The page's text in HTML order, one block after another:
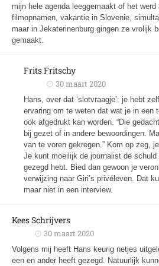
mijn hele agenda leeggemaakt of het
filmopnamen, vakantie in Slovenie,
maar in Jekaterinenburg gingen ze vrolijk
gemaakt.
Frits Fritschy
30 maart 2020
Hans, over dat ‘slotvraagje’: je hebt
ervaring om te weten dat wat je in een
ook afgedrukt kan worden. “Die
bij gezet of in andere bewoordingen.
van te voren gekregen.” Kom op zeg,
Je kunt moeilijk de journalist de
gezegd hebt. Bied dan gewoon je
verwijzing naar Giri’s privéleven. Dat
maar niet in een interview.
Kees Schrijvers
30 maart 2020
Volgens mij heeft Hans keurig netjes
een en ander heeft gezegd. Natuurlijk